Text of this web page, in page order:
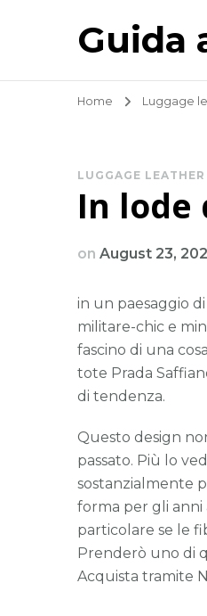
Guida
Home Luggage
LUGGAGE
In lode
on August 23,
in un paesaggio
militare-chic e
fascino di una
tote Prada
di tendenza.
Questo design
passato. Più lo
sostanzialmente
forma per gli anni
particolare se le
Prenderò uno di
Acquista tramite